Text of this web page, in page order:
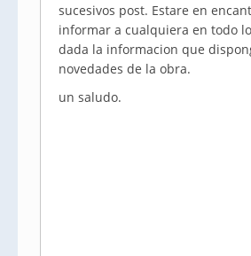
sucesivos post. Estare en
informar a cualquiera en todo
dada la informacion que
novedades de la obra.
un saludo.